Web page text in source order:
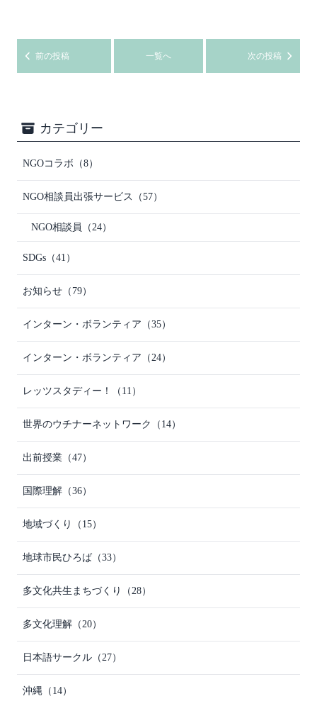
前の投稿 一覧へ 次の投稿
カテゴリー
NGOコラボ （8）
NGO相談員出張サービス （57）
NGO相談員 （24）
SDGs （41）
お知らせ （79）
インターン・ボランティア （35）
インターン・ボランティア （24）
レッツスタディー！ （11）
世界のウチナーネットワーク （14）
出前授業 （47）
国際理解 （36）
地域づくり （15）
地球市民ひろば （33）
多文化共生まちづくり （28）
多文化理解 （20）
日本語サークル （27）
沖縄 （14）